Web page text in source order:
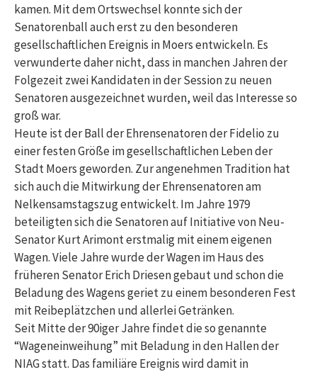
kamen. Mit dem Ortswechsel konnte sich der
Senatorenball auch erst zu den besonderen
gesellschaftlichen Ereignis in Moers entwickeln. Es
verwunderte daher nicht, dass in manchen Jahren der
Folgezeit zwei Kandidaten in der Session zu neuen
Senatoren ausgezeichnet wurden, weil das Interesse so
groß war.
Heute ist der Ball der Ehrensenatoren der Fidelio zu
einer festen Größe im gesellschaftlichen Leben der
Stadt Moers geworden. Zur angenehmen Tradition hat
sich auch die Mitwirkung der Ehrensenatoren am
Nelkensamstagszug entwickelt. Im Jahre 1979
beteiligten sich die Senatoren auf Initiative von Neu-
Senator Kurt Arimont erstmalig mit einem eigenen
Wagen. Viele Jahre wurde der Wagen im Haus des
früheren Senator Erich Driesen gebaut und schon die
Beladung des Wagens geriet zu einem besonderen Fest
mit Reibeplätzchen und allerlei Getränken.
Seit Mitte der 90iger Jahre findet die so genannte
“Wageneinweihung” mit Beladung in den Hallen der
NIAG statt. Das familiäre Ereignis wird damit in